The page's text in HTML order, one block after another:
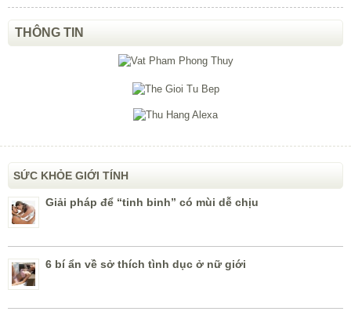
THÔNG TIN
SỨC KHỎE GIỚI TÍNH
Giải pháp để “tinh binh” có mùi dễ chịu
6 bí ẩn về sở thích tình dục ở nữ giới